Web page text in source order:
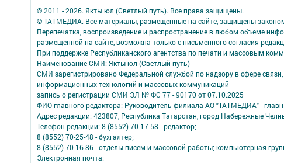
© 2011 - 2026. Якты юл (Светлый путь). Все права защищены.
© ТАТМЕДИА. Все материалы, размещенные на сайте, защищены
Перепечатка, воспроизведение и распространение в любом объеме
размещенной на сайте, возможна только с письменного согласия
При поддержке Республиканского агентства по печати и массовым
Наименование СМИ: Якты юл (Светлый путь)
СМИ зарегистрировано Федеральной службой по надзору в сфере связи,
информационных технологий и массовых коммуникаций
запись о регистрации СМИ ЭЛ № ФС 77 - 90170 от 07.10.2025
ФИО главного редактора: Руководитель филиала АО "ТАТМЕДИА" -
Адрес редакции: 423807, Республика Татарстан, город Набережные
Телефон редакции: 8 (8552) 70-17-58 - редактор;
8 (8552) 70-25-48 - бухгалтер;
8 (8552) 70-16-86 - отделы писем и массовой работы; компьютерная
Электронная почта: